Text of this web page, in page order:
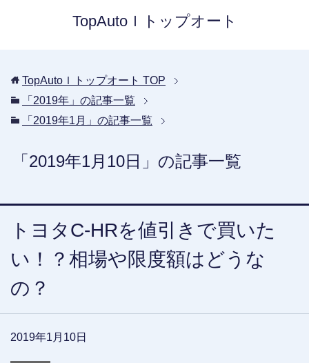
TopAutoｌトップオート
TopAutoｌトップオート TOP
「2019年」の記事一覧
「2019年1月」の記事一覧
「2019年1月10日」の記事一覧
トヨタC-HRを値引きで買いた
い！？相場や限度額はどうな
の？
2019年1月10日